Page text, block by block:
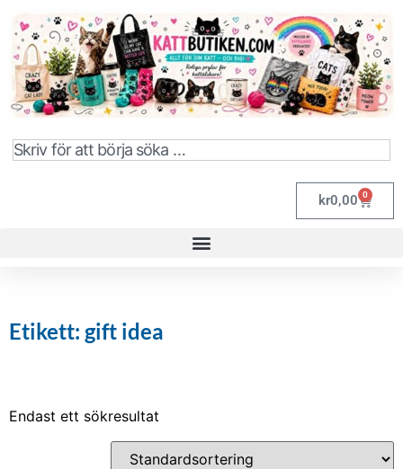
kr0,00 0
Etikett: gift idea
Endast ett sökresultat